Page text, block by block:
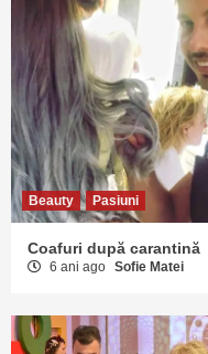
Beauty Pasiuni
Coafuri după carantină
6 ani ago Sofie Matei